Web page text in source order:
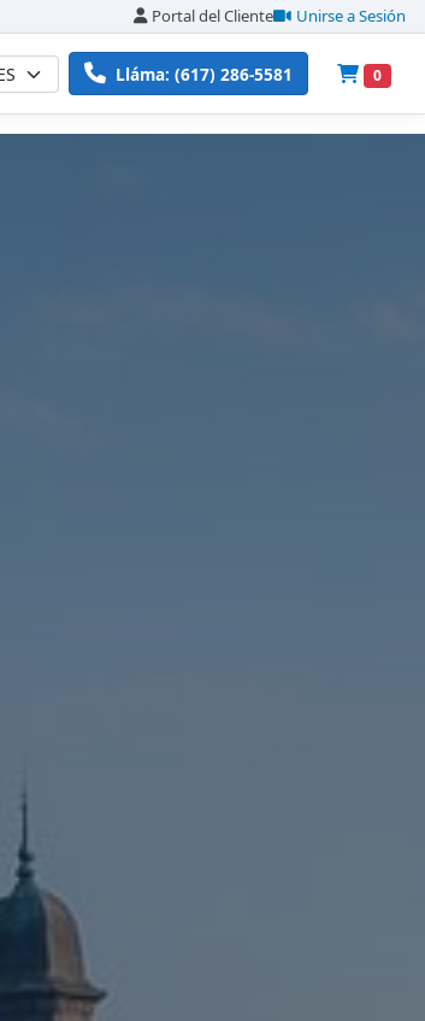
Portal del Cliente Unirse a Sesión
Lláma: (617) 286-5581 0